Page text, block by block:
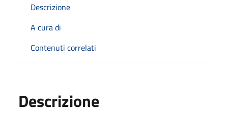
Descrizione
A cura di
Contenuti correlati
Descrizione